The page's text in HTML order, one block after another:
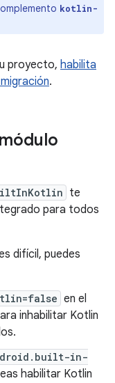
kotlin-
proyecto, habilita
.
te
para todos
difícil, puedes
en el
inhabilitar Kotlin
in-
habilitar Kotlin